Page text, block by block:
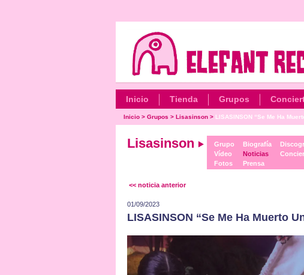
Inicio Tienda Grupos
Inicio> Grupos > Lisasinson> LISASINSON “Se Me Ha
Lisasinson
Grupo
Vídeo
Fotos
Biografía
Noticias
Prensa
<< noticia anterior
01/09/2023
LISASINSON “Se Me Ha Muerto